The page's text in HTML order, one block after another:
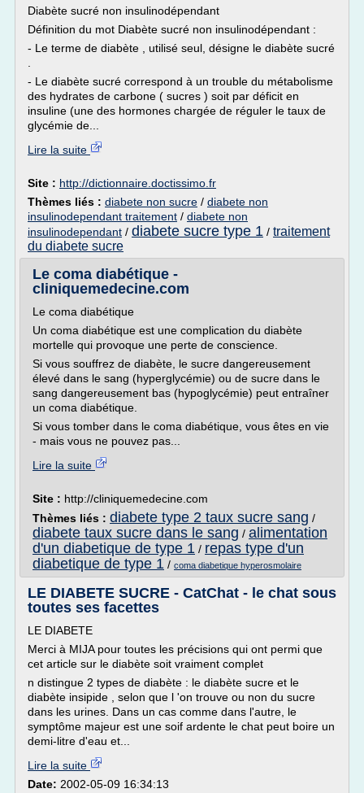
Diabète sucré non insulinodépendant
Définition du mot Diabète sucré non insulinodépendant :
- Le terme de diabète , utilisé seul, désigne le diabète sucré
- Le diabète sucré correspond à un trouble du métabolisme
des hydrates de carbone ( sucres ) soit par déficit en
insuline (une des hormones chargée de réguler le taux de
glycémie de...
Lire la suite
Site : http://dictionnaire.doctissimo.fr
Thèmes liés : diabete non sucre / diabete non
insulinodependant traitement / diabete non
insulinodependant / diabete sucre type 1 / traitement
du diabete sucre
Le coma diabétique -
cliniquemedecine.com
Le coma diabétique
Un coma diabétique est une complication du diabète
mortelle qui provoque une perte de conscience.
Si vous souffrez de diabète, le sucre dangereusement
élevé dans le sang (hyperglycémie) ou de sucre dans le
sang dangereusement bas (hypoglycémie) peut entraîner
un coma diabétique.
Si vous tomber dans le coma diabétique, vous êtes en vie
- mais vous ne pouvez pas...
Lire la suite
Site : http://cliniquemedecine.com
Thèmes liés : diabete type 2 taux sucre sang /
diabete taux sucre dans le sang / alimentation
d'un diabetique de type 1 / repas type d'un
diabetique de type 1 / coma diabetique hyperosmolaire
LE DIABETE SUCRE - CatChat - le chat sous
toutes ses facettes
LE DIABETE
Merci à MIJA pour toutes les précisions qui ont permi que
cet article sur le diabète soit vraiment complet
n distingue 2 types de diabète : le diabète sucre et le
diabète insipide , selon que l 'on trouve ou non du sucre
dans les urines. Dans un cas comme dans l'autre, le
symptôme majeur est une soif ardente le chat peut boire un
demi-litre d'eau et...
Lire la suite
Date: 2002-05-09 16:34:13